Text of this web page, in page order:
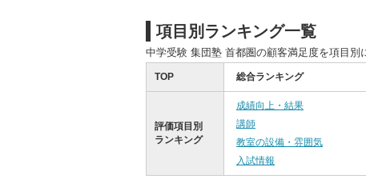
項目別ランキング一覧
中学受験 集団塾 首都圏の顧客満足度を項目別
TOP 総合ランキング
評価項目別
ランキング
成績向上・結果
講師
教室の設備・雰囲気
入試情報